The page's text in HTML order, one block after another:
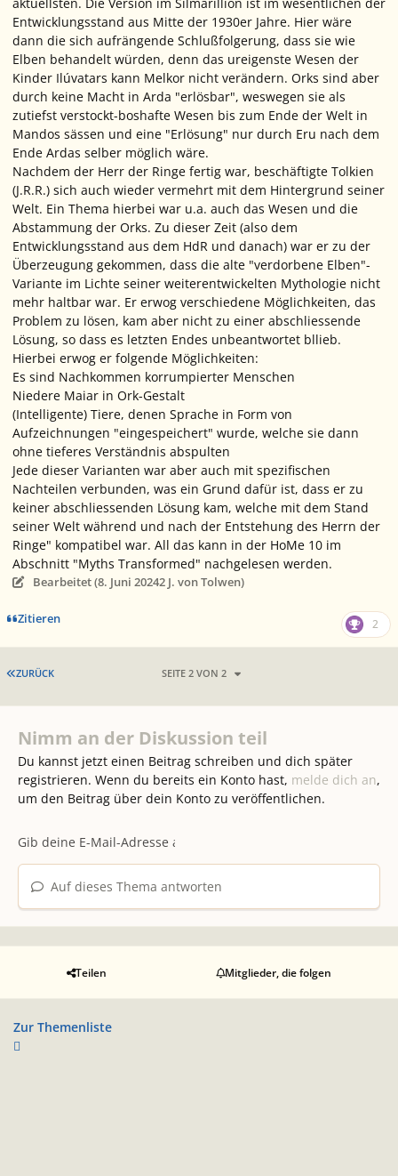
Entwicklungsstand aus Mitte der 1930er Jahre. Hier wäre
dann die sich aufrängende Schlußfolgerung, dass sie wie
Elben behandelt würden, denn das ureigenste Wesen der
Kinder Ilúvatars kann Melkor nicht verändern. Orks sind aber
durch keine Macht in Arda "erlösbar", weswegen sie als
zutiefst verstockt-boshafte Wesen bis zum Ende der Welt in
Mandos sässen und eine "Erlösung" nur durch Eru nach dem
Ende Ardas selber möglich wäre.
Nachdem der Herr der Ringe fertig war, beschäftigte Tolkien
(J.R.R.) sich auch wieder vermehrt mit dem Hintergrund seiner
Welt. Ein Thema hierbei war u.a. auch das Wesen und die
Abstammung der Orks. Zu dieser Zeit (also dem
Entwicklungsstand aus dem HdR und danach) war er zu der
Überzeugung gekommen, dass die alte "verdorbene Elben"-
Variante im Lichte seiner weiterentwickelten Mythologie nicht
mehr haltbar war. Er erwog verschiedene Möglichkeiten, das
Problem zu lösen, kam aber nicht zu einer abschliessende
Lösung, so dass es letzten Endes unbeantwortet bllieb.
Hierbei erwog er folgende Möglichkeiten:
Es sind Nachkommen korrumpierter Menschen
Niedere Maiar in Ork-Gestalt
(Intelligente) Tiere, denen Sprache in Form von
Aufzeichnungen "eingespeichert" wurde, welche sie dann
ohne tieferes Verständnis abspulten
Jede dieser Varianten war aber auch mit spezifischen
Nachteilen verbunden, was ein Grund dafür ist, dass er zu
keiner abschliessenden Lösung kam, welche mit dem Stand
seiner Welt während und nach der Entstehung des Herrn der
Ringe" kompatibel war. All das kann in der HoMe 10 im
Abschnitt "Myths Transformed" nachgelesen werden.
Bearbeitet (8. Juni 20242 J. von Tolwen)
Zitieren 2
ERSTE SEITE
ZURÜCK SEITE 2 VON 2
Nimm an der Diskussion teil
Du kannst jetzt einen Beitrag schreiben und dich später
registrieren. Wenn du bereits ein Konto hast, melde dich an,
um den Beitrag über dein Konto zu veröffentlichen.
Auf dieses Thema antworten
Teilen Mitglieder, die folgen
Zur Themenliste